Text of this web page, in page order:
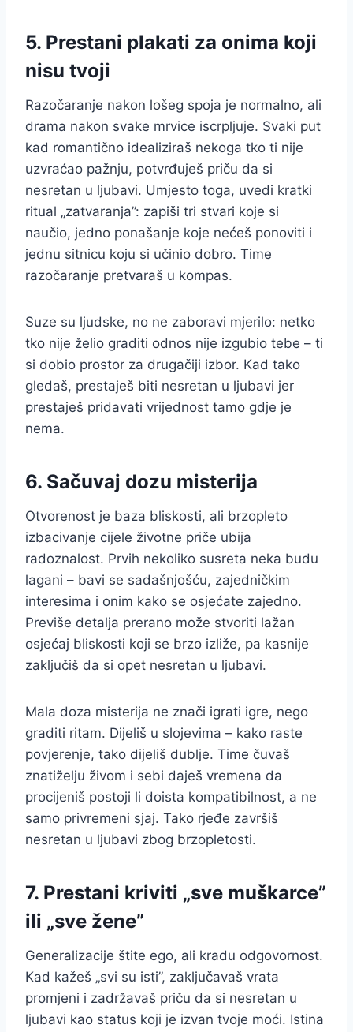
5. Prestani plakati za onima koji
nisu tvoji
Razočaranje nakon lošeg spoja je normalno, ali
drama nakon svake mrvice iscrpljuje. Svaki put
kad romantično idealiziraš nekoga tko ti nije
uzvraćao pažnju, potvrđuješ priču da si
nesretan u ljubavi. Umjesto toga, uvedi kratki
ritual „zatvaranja”: zapiši tri stvari koje si
naučio, jedno ponašanje koje nećeš ponoviti i
jednu sitnicu koju si učinio dobro. Time
razočaranje pretvaraš u kompas.
Suze su ljudske, no ne zaboravi mjerilo: netko
tko nije želio graditi odnos nije izgubio tebe – ti
si dobio prostor za drugačiji izbor. Kad tako
gledaš, prestaješ biti nesretan u ljubavi jer
prestaješ pridavati vrijednost tamo gdje je
nema.
6. Sačuvaj dozu misterija
Otvorenost je baza bliskosti, ali brzopleto
izbacivanje cijele životne priče ubija
radoznalost. Prvih nekoliko susreta neka budu
lagani – bavi se sadašnjošću, zajedničkim
interesima i onim kako se osjećate zajedno.
Previše detalja prerano može stvoriti lažan
osjećaj bliskosti koji se brzo izliže, pa kasnije
zaključiš da si opet nesretan u ljubavi.
Mala doza misterija ne znači igrati igre, nego
graditi ritam. Dijeliš u slojevima – kako raste
povjerenje, tako dijeliš dublje. Time čuvaš
znatiželju živom i sebi daješ vremena da
procijeniš postoji li doista kompatibilnost, a ne
samo privremeni sjaj. Tako rjeđe završiš
nesretan u ljubavi zbog brzopletosti.
7. Prestani kriviti „sve muškarce”
ili „sve žene”
Generalizacije štite ego, ali kradu odgovornost.
Kad kažeš „svi su isti”, zaključavaš vrata
promjeni i zadržavaš priču da si nesretan u
ljubavi kao status koji je izvan tvoje moći. Istina